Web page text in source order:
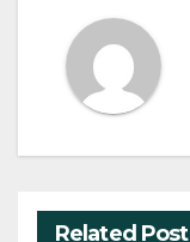
Related Post